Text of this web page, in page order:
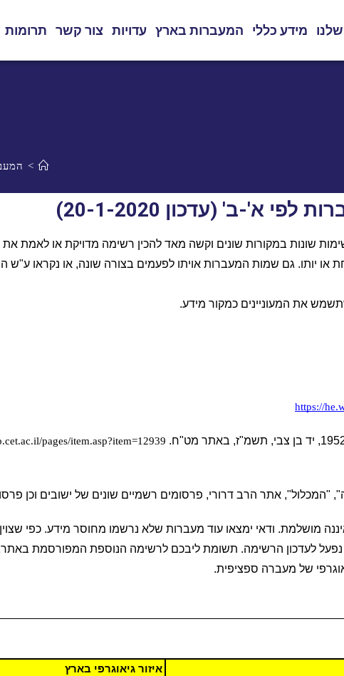
מידע כללי המעברות בארץ עדויות צור קשר תרומות
>
א'-ב' (עדכון 20-1-2020)
את המעוניינים כמקור מידע.
https://
pages/item.asp?item=12939
"המכלול", אתר הרב דרורי, פרסומים רשמיים שונים של ישובים וכן
של מעברה ספציפית.
איזור גיאוגרפי בארץ